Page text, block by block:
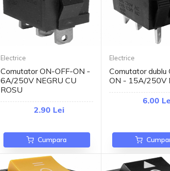
Electrice
Comutator ON-OFF-ON -
6A/250V NEGRU CU
ROSU
2.90 Lei
Cumpara
Electrice
Comutator dublu
ON - 15A/250V
6.00